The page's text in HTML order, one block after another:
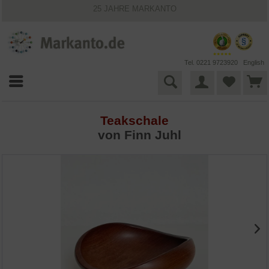
25 JAHRE MARKANTO
VIELFÄLTIGE ZAHLUNGSMÖGLICHKEITEN
BESTPRICE-GARANTIE
Tel. 0221 9723920 English
Teakschale
von Finn Juhl